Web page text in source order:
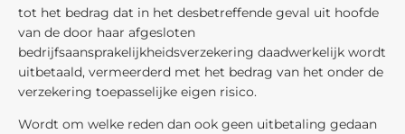
tot het bedrag dat in het desbetreffende geval uit hoofde
van de door haar afgesloten
bedrijfsaansprakelijkheidsverzekering daadwerkelijk wordt
uitbetaald, vermeerderd met het bedrag van het onder de
verzekering toepasselijke eigen risico.
Wordt om welke reden dan ook geen uitbetaling gedaan